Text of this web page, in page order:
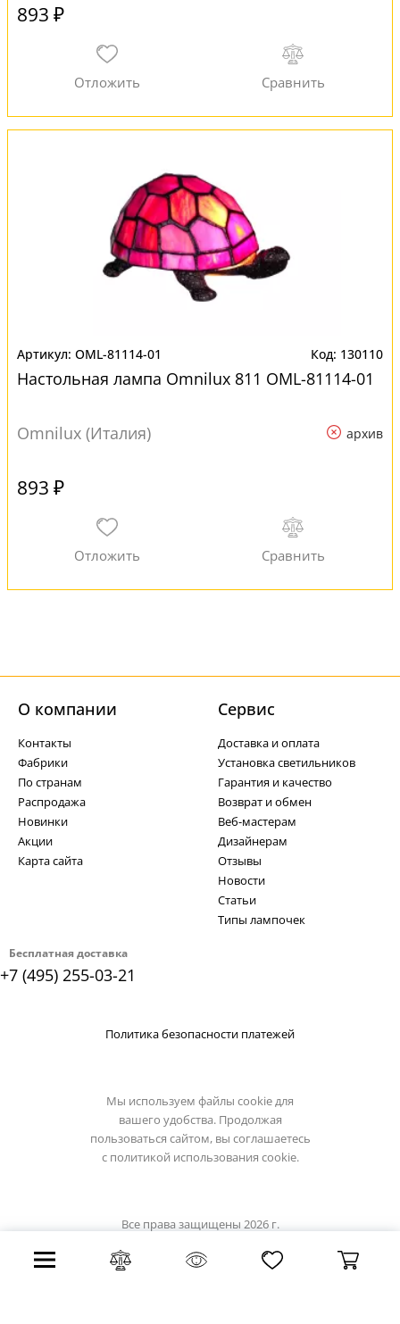
893 ₽
OML-81114-01 130110
Настольная лампа Omnilux 811 OML-81114-01
Omnilux (Италия) архив
893 ₽
Бесплатная доставка
+7 (495) 255-03-21
О компании
Контакты
Фабрики
По странам
Распродажа
Новинки
Акции
Карта сайта
Cервис
Доставка и оплата
Установка светильников
Гарантия и качество
Возврат и обмен
Веб-мастерам
Дизайнерам
Отзывы
Новости
Статьи
Типы лампочек
Политика безопасности платежей
Мы используем файлы cookie для
вашего удобства. Продолжая
пользоваться сайтом, вы соглашаетесь
с политикой использования cookie.
Все права защищены 2026 г.